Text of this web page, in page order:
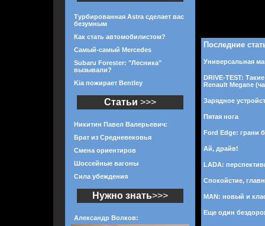
Турбированная Astra сделает вас
безумным
Как стать автомобилистом?
Самый-самый Mercedes
Subaru Forester: "Лесника"
вызывали?
Kia пожирает Bentley
Статьи >>>
Никитин Павел Валерьевич:
Брат из Средневековья
Смена ориентиров
Шоссейные вагоны
Сила убеждения
Нужно знать>>>
Александр Волков:
Последние
Универсальная
DRIVE-TEST:
Renault Megane
Зарядное
Пятая нога
Ford Edge: грани
Ай, драйв!
LADA:
Спокойстие,
MAN: новый и
Еще один